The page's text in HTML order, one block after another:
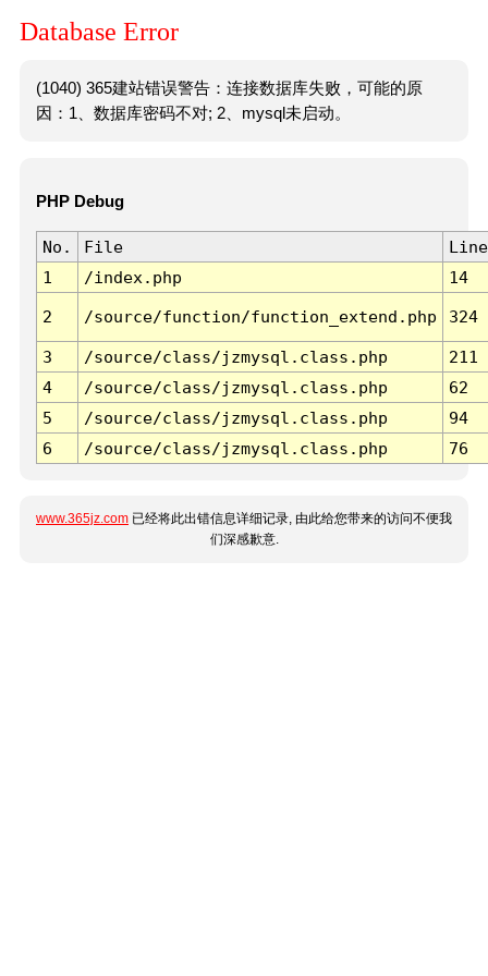
Database Error
(1040) 365建站错误警告：连接数据库失败，可能的原
因：1、数据库密码不对; 2、mysql未启动。
PHP Debug
No. File
Line
1
/index.php 14
2 /source/function/function_extend.php 324
3 /source/class/jzmysql.class.php
211
4
/source/class/jzmysql.class.php
62
5
/source/class/jzmysql.class.php
94
6
/source/class/jzmysql.class.php 76
www.365jz.com 已经将此出错信息详细记录, 由此给您带来的访问不便我
们深感歉意.